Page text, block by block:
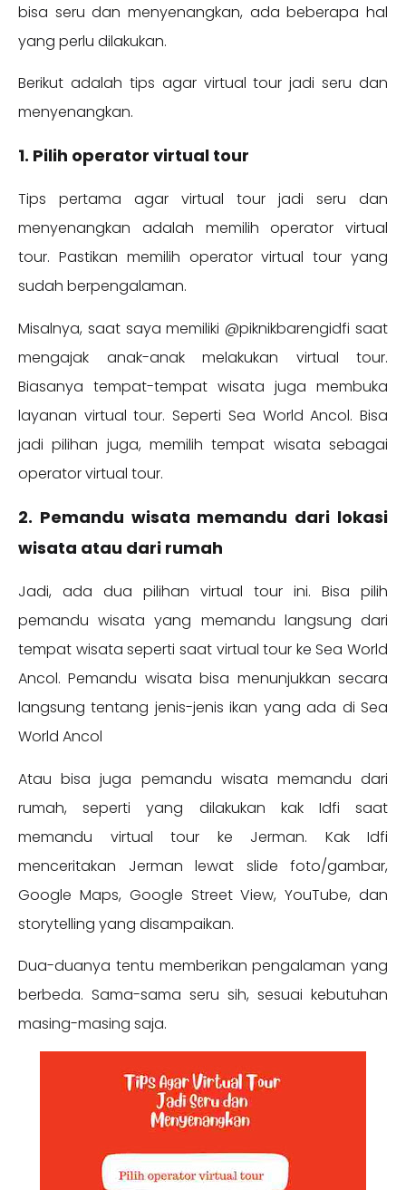
bisa seru dan menyenangkan, ada beberapa hal
yang perlu dilakukan.
Berikut adalah tips agar virtual tour jadi seru dan
menyenangkan.
1. Pilih operator virtual tour
Tips pertama agar virtual tour jadi seru dan
menyenangkan adalah memilih operator virtual
tour. Pastikan memilih operator virtual tour yang
sudah berpengalaman.
Misalnya, saat saya memiliki @piknikbarengidfi saat
mengajak anak-anak melakukan virtual tour.
Biasanya tempat-tempat wisata juga membuka
layanan virtual tour. Seperti Sea World Ancol. Bisa
jadi pilihan juga, memilih tempat wisata sebagai
operator virtual tour.
2. Pemandu wisata memandu dari lokasi
wisata atau dari rumah
Jadi, ada dua pilihan virtual tour ini. Bisa pilih
pemandu wisata yang memandu langsung dari
tempat wisata seperti saat virtual tour ke Sea World
Ancol. Pemandu wisata bisa menunjukkan secara
langsung tentang jenis-jenis ikan yang ada di Sea
World Ancol
Atau bisa juga pemandu wisata memandu dari
rumah, seperti yang dilakukan kak Idfi saat
memandu virtual tour ke Jerman. Kak Idfi
menceritakan Jerman lewat slide foto/gambar,
Google Maps, Google Street View, YouTube, dan
storytelling yang disampaikan.
Dua-duanya tentu memberikan pengalaman yang
berbeda. Sama-sama seru sih, sesuai kebutuhan
masing-masing saja.